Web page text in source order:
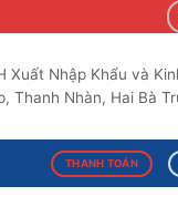
Xuất Nhập Khẩu và
Thanh Nhàn, Hai Bà
THANH TOÁN